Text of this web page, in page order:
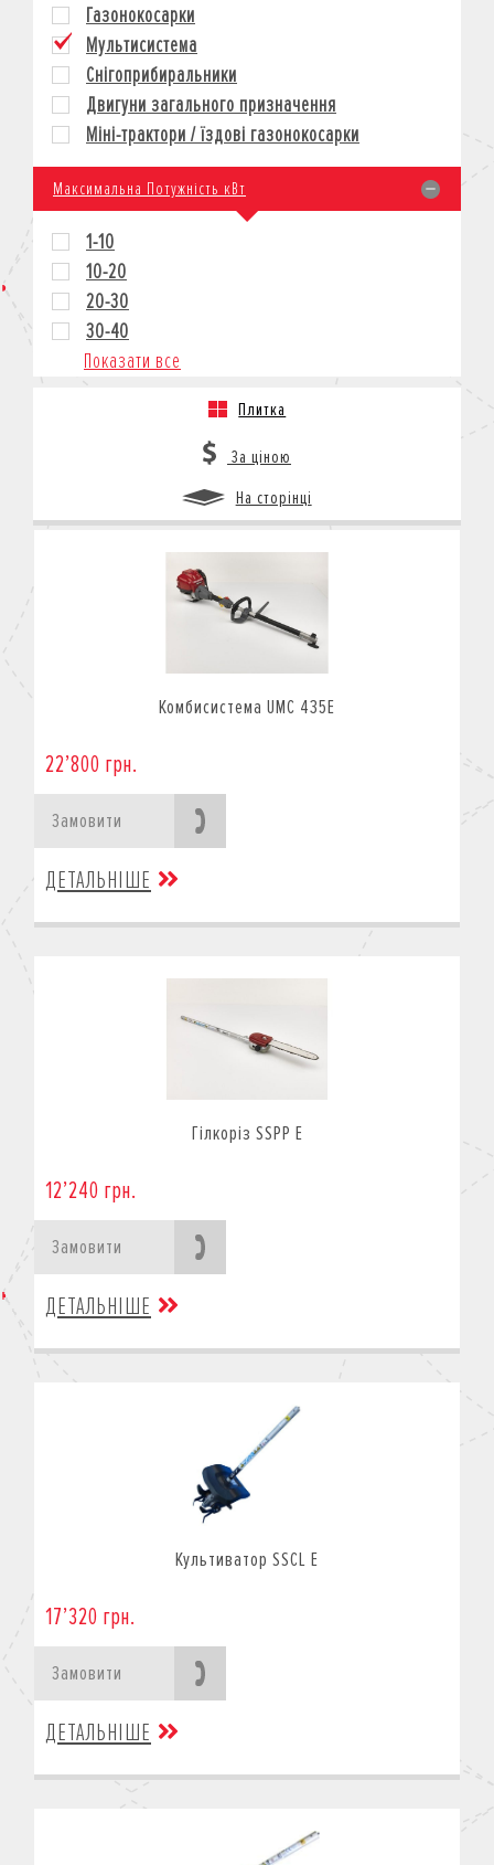
Газонокосарки
Мультисистема
Снігоприбиральники
Двигуни загального призначення
Міні-трактори / їздові газонокосарки
Максимальна Потужність кВт
1-10
10-20
20-30
30-40
Показати все
Плитка
За ціною
На сторінці
Комбисистема UMC 435E
22’800 грн.
Замовити
ДЕТАЛЬНІШЕ
Гілкоріз SSPP E
12’240 грн.
Замовити
ДЕТАЛЬНІШЕ
Культиватор SSCL E
17’320 грн.
Замовити
ДЕТАЛЬНІШЕ